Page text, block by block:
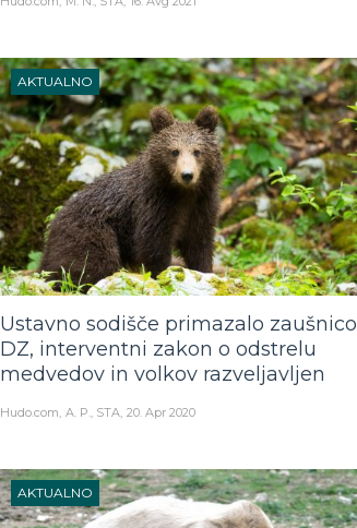
AKTUALNO
Ustavno sodišče primazalo zaušnico
DZ, interventni zakon o odstrelu
medvedov in volkov razveljavljen
Hudo.com A. P., STA 20. Apr 2020
AKTUALNO